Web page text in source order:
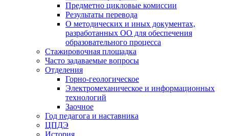
Предметно цикловые комиссии
Результаты перевода
О методических и иных документах,
разработанных ОО для обеспечения
образовательного процесса
Стажировочная площадка
Часто задаваемые вопросы
Отделения
Горно-геологическое
Электромеханическое и информационных
технологий
Заочное
Год педагога и наставника
ЦПДЭ
История